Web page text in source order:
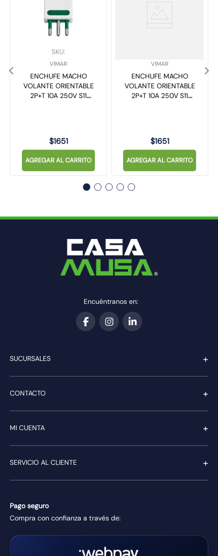
SKU:
VIMAR
ENCHUFE MACHO
VOLANTE ORIENTABLE
2P+T 10A 250V S11
$1651
AGREGAR AL CARRITO
VIMAR
ENCHUFE MACHO
VOLANTE ORIENTABLE
2P+T 10A 250V S11
$1651
AGREGAR AL CARRITO
Encuéntranos en:
SUCURSALES +
CONTACTO +
MI CUENTA +
SERVICIO AL CLIENTE +
Pago seguro
Compra con confianza a través de: